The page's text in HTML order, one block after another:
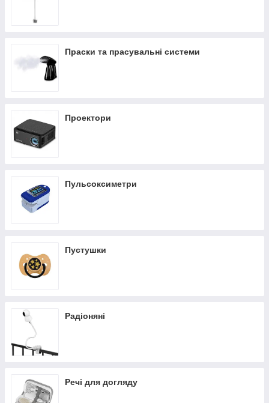
Праски та прасувальні системи
Проектори
Пульсоксиметри
Пустушки
Радіоняні
Речі для догляду